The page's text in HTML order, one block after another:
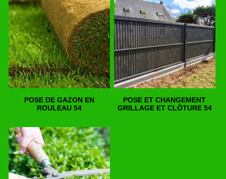
POSE DE GAZON EN
ROULEAU 54
POSE ET CHANGEMENT
GRILLAGE ET CLÔTURE 54